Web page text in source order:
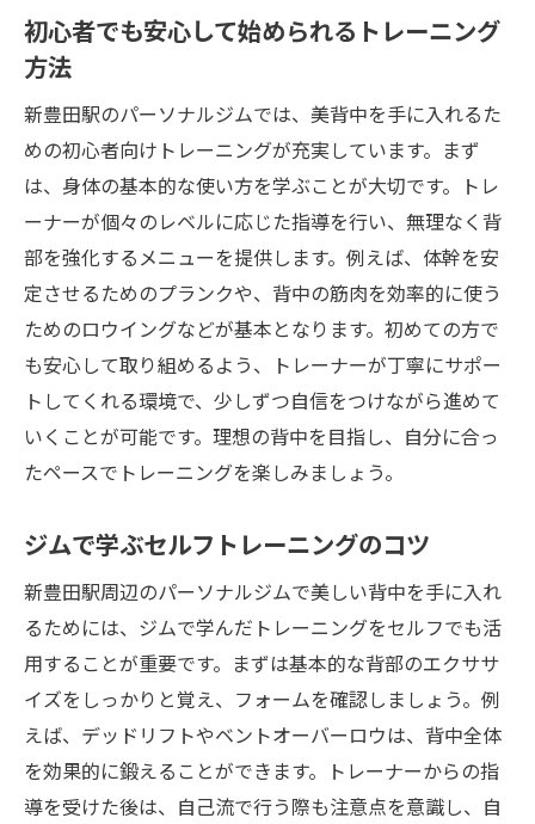
初心者でも安心して始められるトレーニング
方法
新豊田駅のパーソナルジムでは、美背中を手に入れるた
めの初心者向けトレーニングが充実しています。まず
は、身体の基本的な使い方を学ぶことが大切です。トレ
ーナーが個々のレベルに応じた指導を行い、無理なく背
部を強化するメニューを提供します。例えば、体幹を安
定させるためのプランクや、背中の筋肉を効率的に使う
ためのロウイングなどが基本となります。初めての方で
も安心して取り組めるよう、トレーナーが丁寧にサポー
トしてくれる環境で、少しずつ自信をつけながら進めて
いくことが可能です。理想の背中を目指し、自分に合っ
たペースでトレーニングを楽しみましょう。
ジムで学ぶセルフトレーニングのコツ
新豊田駅周辺のパーソナルジムで美しい背中を手に入れ
るためには、ジムで学んだトレーニングをセルフでも活
用することが重要です。まずは基本的な背部のエクササ
イズをしっかりと覚え、フォームを確認しましょう。例
えば、デッドリフトやベントオーバーロウは、背中全体
を効果的に鍛えることができます。トレーナーからの指
導を受けた後は、自己流で行う際も注意点を意識し、自